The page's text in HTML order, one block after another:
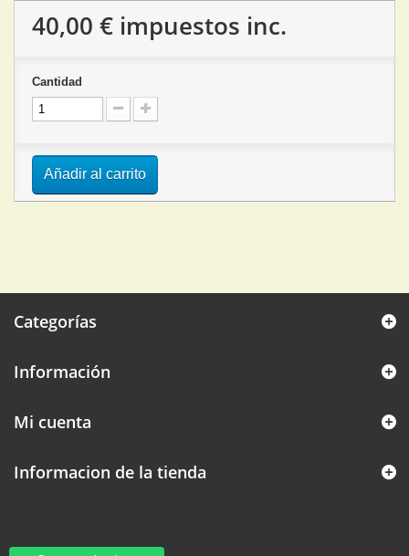
40,00 € impuestos inc.
Cantidad
Añadir al carrito
Categorías
Información
Mi cuenta
Informacion de la tienda